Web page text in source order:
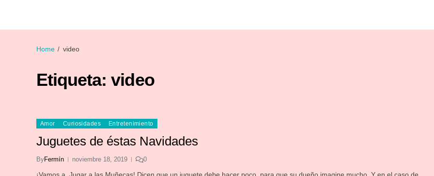
Home video
Etiqueta:video
Amor Curiosidades Entretenimiento
Juguetes de éstas Navidades
ByFermín noviembre 18, 2019 0